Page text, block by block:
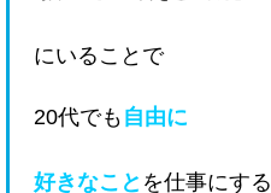
にいることで
20代でも 自由に
好きなこと を仕事にする